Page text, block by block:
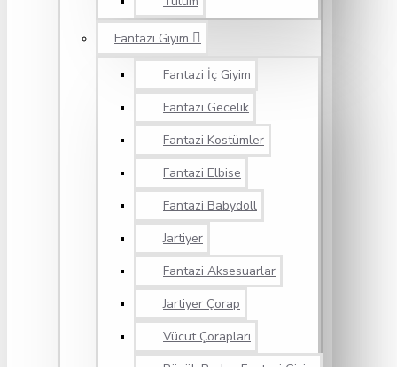
Fantazi Giyim
Fantazi İç Giyim
Fantazi Gecelik
Fantazi Kostümler
Fantazi Elbise
Fantazi Babydoll
Jartiyer
Fantazi Aksesuarlar
Jartiyer Çorap
Vücut Çorapları